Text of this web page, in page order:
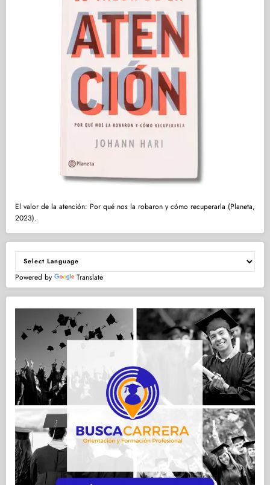
El valor de la atención: Por qué nos la robaron y cómo recuperarla (Planeta,
2023).
Powered by Translate